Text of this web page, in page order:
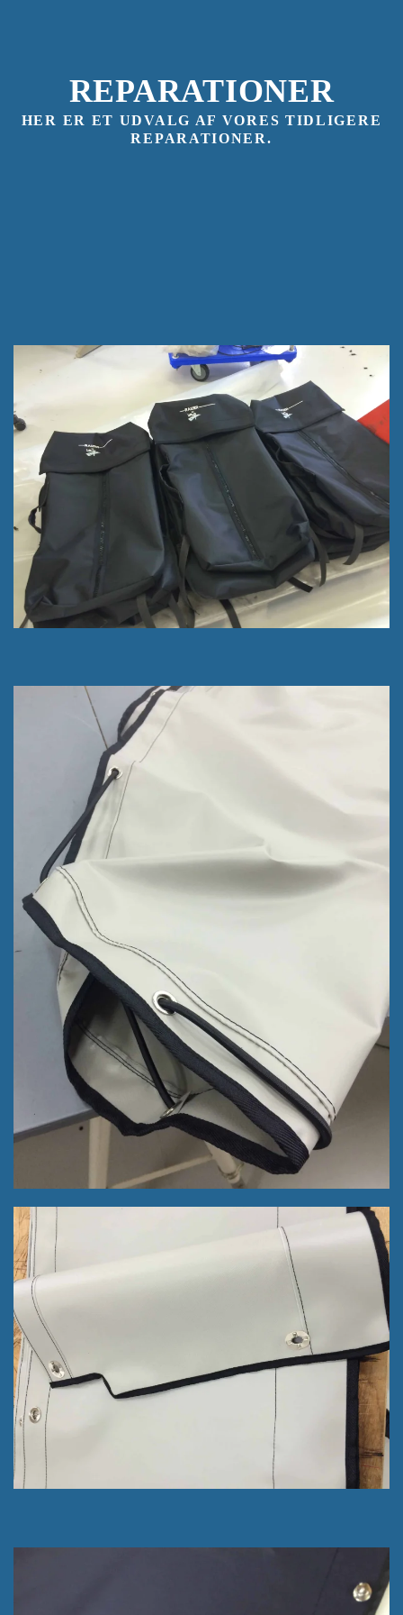
REPARATIONER
HER ER ET UDVALG AF VORES TIDLIGERE
REPARATIONER.